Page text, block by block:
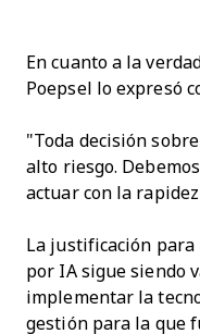
En cuanto a la
Poepsel lo expresó
"Toda decisión
alto riesgo.
actuar con la
La justificación para
por IA sigue siendo
implementar la
gestión para la que